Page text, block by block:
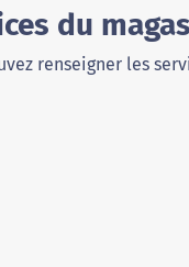
du
renseigner les